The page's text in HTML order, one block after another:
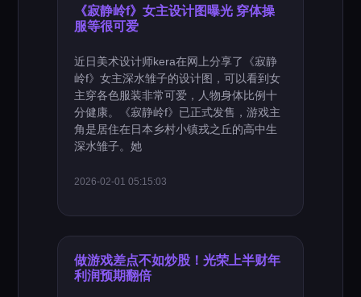
《寂静岭f》女主设计图曝光 穿体操
服等很可爱
近日美术设计师kera在网上分享了《寂静
岭f》女主深水雏子的设计图，可以看到女
主穿各色服装非常可爱，人物身体比例十
分健康。《寂静岭f》已正式发售，游戏主
角是居住在日本乡村小镇戎之丘的高中生
深水雏子。她
2026-02-01 05:15:03
做游戏差点不如炒股！光荣上半财年
利润预期翻倍